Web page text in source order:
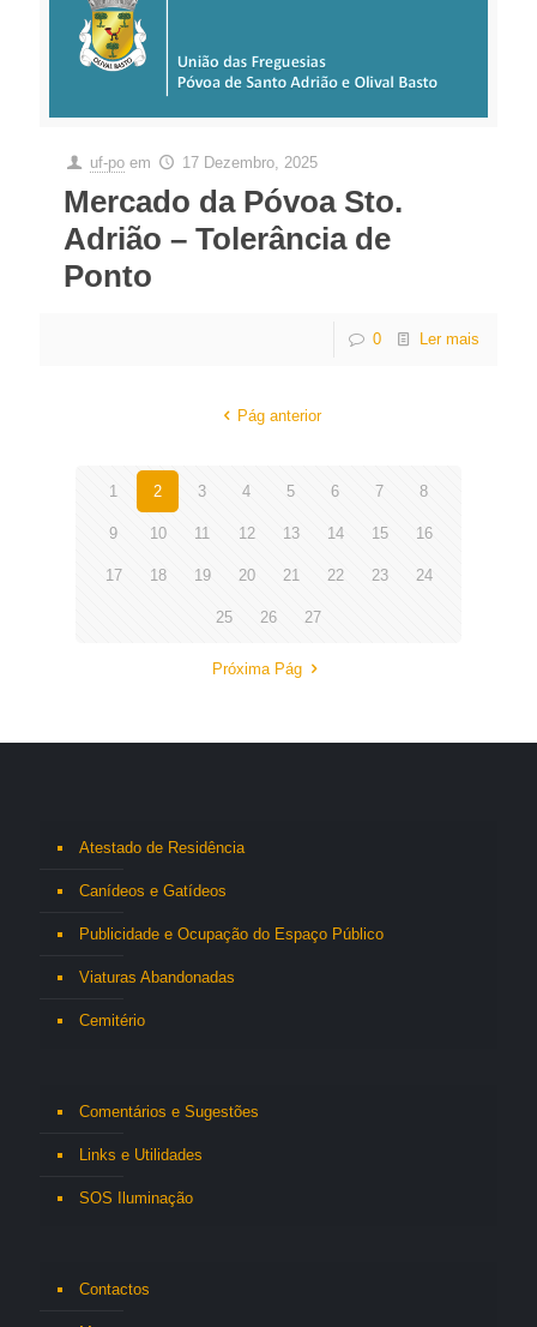
uf-po em 17 Dezembro, 2025
Mercado da Póvoa Sto.
Adrião – Tolerância de
Ponto
0 Ler mais
Pág anterior
1 2 3 4 5 6 7 8
9 10 11 12 13 14 15 16
17 18 19 20 21 22 23 24
25 26 27
Próxima Pág
Atestado de Residência
Canídeos e Gatídeos
Publicidade e Ocupação do Espaço Público
Viaturas Abandonadas
Cemitério
Comentários e Sugestões
Links e Utilidades
SOS Iluminação
Contactos